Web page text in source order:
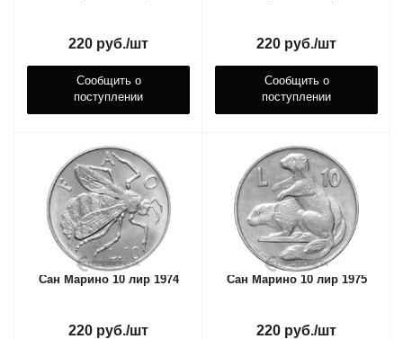
220 руб./шт
Сообщить о
поступлении
220 руб./шт
Сообщить о
поступлении
Сан Марино 10 лир 1974
220 руб./шт
Сан Марино 10 лир 1975
220 руб./шт